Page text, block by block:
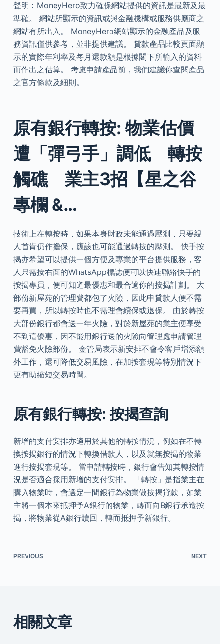
聲明﹕MoneyHero致力確保網站提供的資訊是最新及最
準確。 網站所顯示的資訊或與金融機構或服務供應商之
網站有所出入。 MoneyHero網站顯示的金融產品及服
務資訊僅供參考，並非提供建議。 貸款產品比較頁面顯
示的實際年利率及每月還款額是根據閣下所輸入的資料
而作出之估算。 考慮申請產品前，我們建議你查閱產品
之官方條款及細則。
原有銀行轉按: 物業估價
遭「彈弓手」調低 轉按
觸礁 業主3招【星之谷
專欄 &…
技術上在轉按時，如果本身財政未能通過壓測，只要親
人首肯仍作擔保，應該也可能通過轉按的壓測。 快手按
揭亦希望可以提供一個方便及專業的平台提供服務，客
人只需按右面的WhatsApp標誌便可以快速聯絡快手的
按揭專員，便可知道最優惠和最合適你的按揭計劃。 大
部份新屋苑的管理費都包了火險，因此申貸款人便不需
要再買，所以轉按時也不需理會續保或退保。 由於轉按
大部份銀行都會送一年火險，對於新屋苑的業主便享受
不到這優惠，因不能用銀行送的火險向管理處申請管理
費豁免火險部份。 金管局表示新安排不會令客戶增添額
外工作，還可降低交易風險，在加按套現等特別情況下
更有助縮短交易時間。
原有銀行轉按: 按揭查詢
新增的支付安排亦適用於其他的轉按情況，例如在不轉
換按揭銀行的情況下轉換借款人，以及就無按揭的物業
進行按揭套現等。 當申請轉按時，銀行會告知其轉按情
況是否適合採用新增的支付安排。 「轉按」是指業主在
購入物業時，會選定一間銀行為物業做按揭貸款，如業
主將一個本來抵押予A銀行的物業，轉而向B銀行承造按
揭，將物業從A銀行贖回，轉而抵押予新銀行。
PREVIOUS NEXT
相關文章